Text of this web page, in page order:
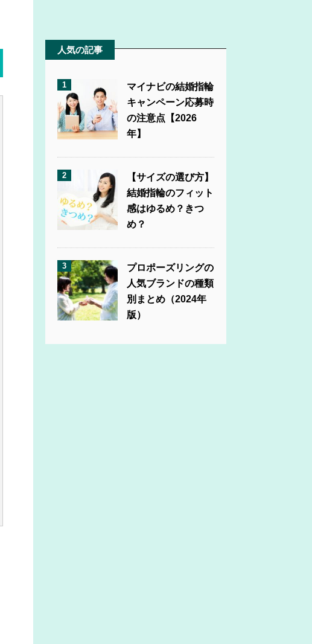
人気の記事
1
マイナビの結婚指輪
キャンペーン応募時
の注意点【2026
年】
2
【サイズの選び方】
結婚指輪のフィット
感はゆるめ？きつ
め？
3
プロポーズリングの
人気ブランドの種類
別まとめ（2024年
版）